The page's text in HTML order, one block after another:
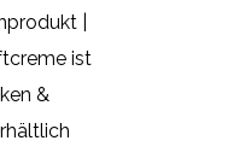
|
ist
&